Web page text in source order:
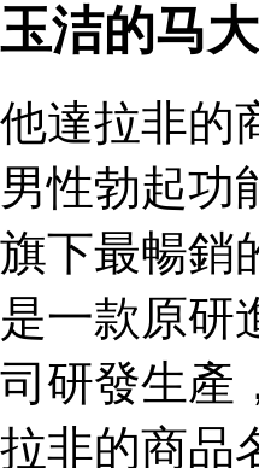
玉洁的马
他達拉非的
男性勃起功
旗下最暢銷
是一款原研
司研發生產
拉非的商品